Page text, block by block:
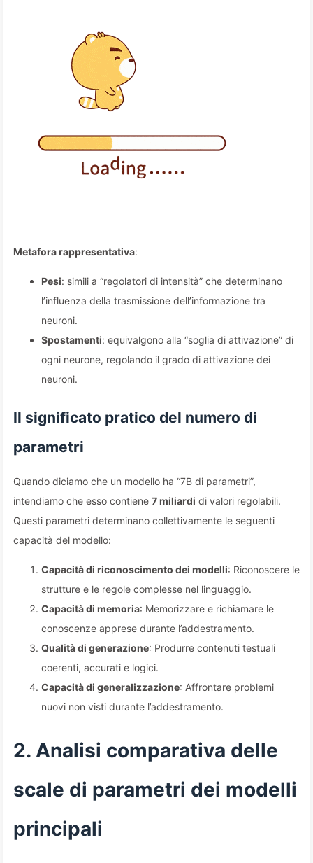
Metafora rappresentativa:
Pesi: simili a “regolatori di intensità” che determinano
l’influenza della trasmissione dell’informazione tra
neuroni.
Spostamenti: equivalgono alla “soglia di attivazione” di
ogni neurone, regolando il grado di attivazione dei
neuroni.
Il significato pratico del numero di
parametri
Quando diciamo che un modello ha “7B di parametri”,
intendiamo che esso contiene 7 miliardi di valori regolabili.
Questi parametri determinano collettivamente le seguenti
capacità del modello:
Capacità di riconoscimento dei modelli: Riconoscere le
strutture e le regole complesse nel linguaggio.
Capacità di memoria: Memorizzare e richiamare le
conoscenze apprese durante l’addestramento.
Qualità di generazione: Produrre contenuti testuali
coerenti, accurati e logici.
Capacità di generalizzazione: Affrontare problemi
nuovi non visti durante l’addestramento.
2. Analisi comparativa delle
scale di parametri dei modelli
principali